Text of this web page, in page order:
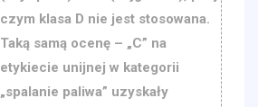
czym klasa D nie jest stosowana.
Taką samą ocenę – „C” na
etykiecie unijnej w kategorii
„spalanie paliwa” uzyskały